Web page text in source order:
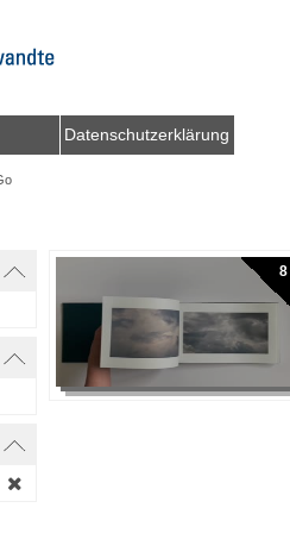
Datenschutzerklärung
8